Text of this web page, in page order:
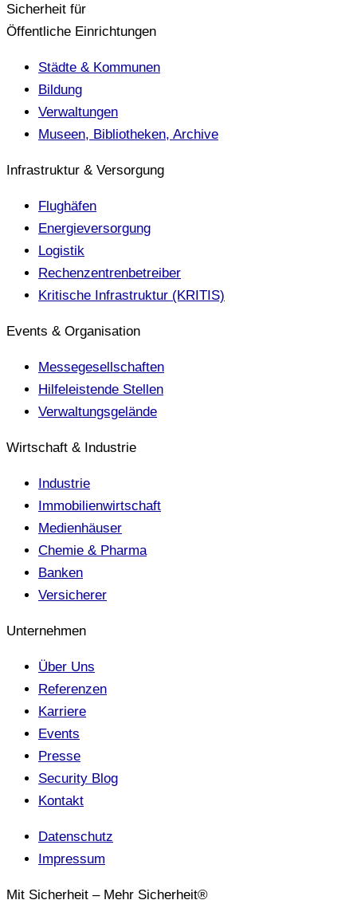
Sicherheit für
Öffentliche Einrichtungen
Städte & Kommunen
Bildung
Verwaltungen
Museen, Bibliotheken, Archive
Infrastruktur & Versorgung
Flughäfen
Energieversorgung
Logistik
Rechenzentrenbetreiber
Kritische Infrastruktur (KRITIS)
Events & Organisation
Messegesellschaften
Hilfeleistende Stellen
Verwaltungsgelände
Wirtschaft & Industrie
Industrie
Immobilienwirtschaft
Medienhäuser
Chemie & Pharma
Banken
Versicherer
Unternehmen
Über Uns
Referenzen
Karriere
Events
Presse
Security Blog
Kontakt
Datenschutz
Impressum
Mit Sicherheit – Mehr Sicherheit®